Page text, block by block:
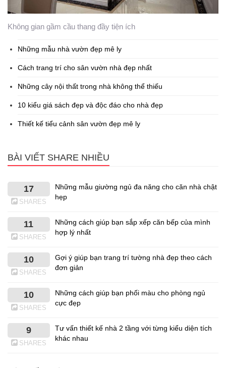
Không gian gầm cầu thang đầy tiện ích
Những mẫu nhà vườn đẹp mê ly
Cách trang trí cho sân vườn nhà đẹp nhất
Những cây nội thất trong nhà không thể thiếu
10 kiểu giá sách đẹp và độc đáo cho nhà đẹp
Thiết kế tiểu cảnh sân vườn đẹp mê ly
BÀI VIẾT SHARE NHIỀU
17
SHARES
Những mẫu giường ngủ đa năng cho căn nhà chật
hẹp
11
SHARES
Những cách giúp bạn sắp xếp căn bếp của mình
hợp lý nhất
10
SHARES
Gợi ý giúp bạn trang trí tường nhà đẹp theo cách
đơn giản
10
SHARES
Những cách giúp bạn phối màu cho phòng ngủ
cực đẹp
9
SHARES
Tư vấn thiết kế nhà 2 tầng với từng kiểu diện tích
khác nhau